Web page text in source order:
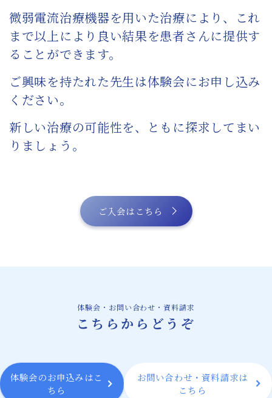
微弱電流治療機器を用いた治療により、これ
まで以上により良い結果を患者さんに提供す
ることができます。
ご興味を持たれた先生は体験会にお申し込み
ください。
新しい治療の可能性を、ともに探求してまい
りましょう。
ご入会はこちら
体験会・お問い合わせ・資料請求
こちらからどうぞ
体験会のお申込みはこ
ちら
お問い合わせ・資料請求は
こちら